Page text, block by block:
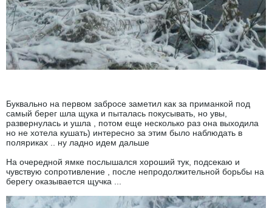
Буквально на первом забросе заметил как за приманкой под
самый берег шла щука и пыталась покусывать, но увы,
развернулась и ушла , потом еще несколько раз она выходила
но не хотела кушать) интересно за этим было наблюдать в
поляриках .. ну ладно идем дальше
На очередной ямке послышался хороший тук, подсекаю и
чувствую сопротивление , после непродолжительной борьбы на
берегу оказывается щучка ...